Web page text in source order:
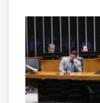
do Consumo
Benefícios […]